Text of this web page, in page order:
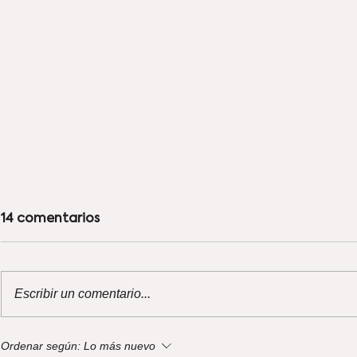
Guía GoodMeal: 4 lugares
14 comentarios
Escribir un comentario...
Ordenar según: Lo más nuevo